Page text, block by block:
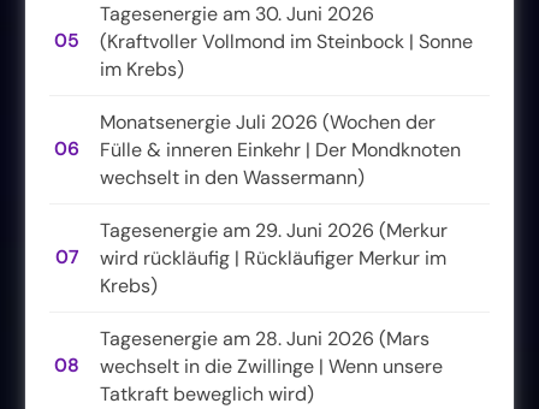
05
Tagesenergie am 30. Juni 2026
(Kraftvoller Vollmond im Steinbock | Sonne
im Krebs)
06
Monatsenergie Juli 2026 (Wochen der
Fülle & inneren Einkehr | Der Mondknoten
wechselt in den Wassermann)
07
Tagesenergie am 29. Juni 2026 (Merkur
wird rückläufig | Rückläufiger Merkur im
Krebs)
08
Tagesenergie am 28. Juni 2026 (Mars
wechselt in die Zwillinge | Wenn unsere
Tatkraft beweglich wird)